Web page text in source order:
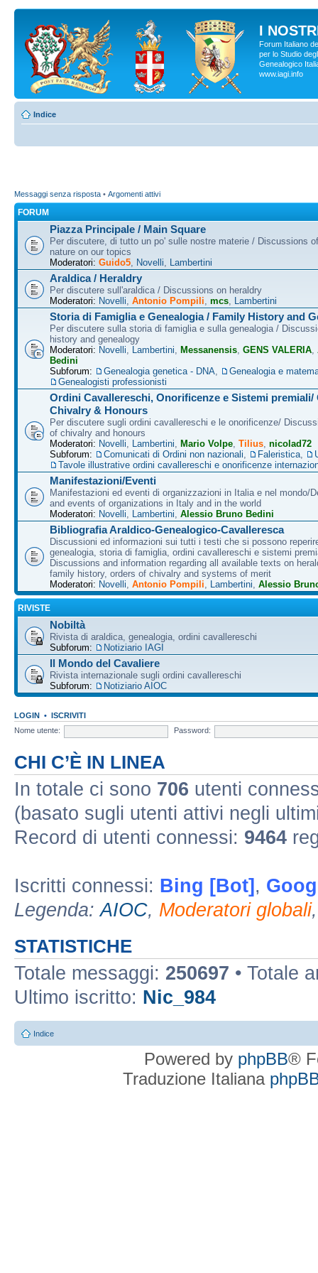
I
Forum Italiano
per lo Studio
Genealogico
www.iagi.info
Indice
Messaggi senza risposta • Argomenti attivi
FORUM
Piazza Principale / Main Square
Per discutere, di tutto un po' sulle nostre materie / Discussions
nature on our topics
Moderatori: Guido5 Novelli Lambertini
Araldica / Heraldry
Per discutere sull'araldica / Discussions on heraldry
Moderatori: Novelli Antonio Pompili mcs Lambertini
Storia di Famiglia e Genealogia / Family History and
Per discutere sulla storia di famiglia e sulla genealogia /
history and genealogy
Moderatori: Novelli Lambertini Messanensis GENS VALERIA
Bedini
Subforum:
Genealogia genetica - DNA
Genealogia e
Genealogisti professionisti
Ordini Cavallereschi, Onorificenze e Sistemi premiali/
Chivalry & Honours
Per discutere sugli ordini cavallereschi e le onorificenze/
of chivalry and honours
Moderatori: Novelli Lambertini Mario Volpe Tilius nicolad72
Subforum:
Comunicati di Ordini non nazionali Faleristica
Tavole illustrative ordini cavallereschi e onorificenze
Manifestazioni/Eventi
Manifestazioni ed eventi di organizzazioni in Italia e nel mondo/
and events of organizations in Italy and in the world
Moderatori: Novelli Lambertini Alessio Bruno Bedini
Bibliografia Araldico-Genealogico-Cavalleresca
Discussioni ed informazioni sui tutti i testi che si possono
genealogia, storia di famiglia, ordini cavallereschi e sistemi
Discussions and information regarding all available texts on
family history, orders of chivalry and systems of merit
Moderatori: Novelli Antonio Pompili Lambertini Alessio
RIVISTE
Nobiltà
Rivista di araldica, genealogia, ordini cavallereschi
Subforum:
Notiziario IAGI
Il Mondo del Cavaliere
Rivista internazionale sugli ordini cavallereschi
Subforum:
Notiziario AIOC
LOGIN • ISCRIVITI
Nome utente:
Password:
CHI C’È IN LINEA
In totale ci sono 706 utenti
(basato sugli utenti attivi negli
Record di utenti connessi: 9464
Iscritti connessi: Bing [Bot] ,
Legenda:AIOC, Moderatori globali
STATISTICHE
Totale messaggi: 250697 • Totale
Ultimo iscritto: Nic_984
Indice
Powered by phpBB®
Traduzione Italiana